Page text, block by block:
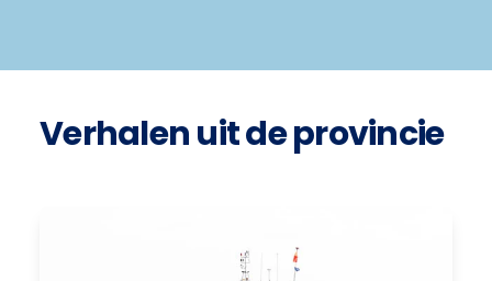
Verhalen uit de provincie